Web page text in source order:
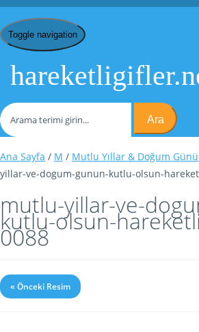
Toggle navigation
Ara
Ana Sayfa / M / Mutlu Yıllar & Doğum
yillar-ve-dogum-gunun-kutlu-olsun-
mutlu-yillar-ve-
kutlu-olsun-
0088
« Önceki Resim